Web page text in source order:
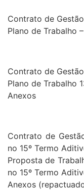
Contrato de
Plano de Trabalho
Contrato de
Plano de Trabalho
Anexos
Contrato de
no 15º Termo
Proposta de
no 15º Termo
Anexos